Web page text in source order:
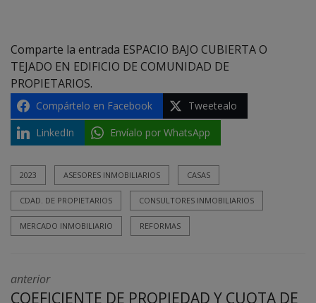
Comparte la entrada ESPACIO BAJO CUBIERTA O
TEJADO EN EDIFICIO DE COMUNIDAD DE
PROPIETARIOS.
Compártelo en Facebook
Tweetealo
LinkedIn
Envíalo por WhatsApp
2023 ASESORES INMOBILIARIOS CASAS
CDAD. DE PROPIETARIOS CONSULTORES INMOBILIARIOS
MERCADO INMOBILIARIO REFORMAS
anterior
COEFICIENTE DE PROPIEDAD Y CUOTA DE